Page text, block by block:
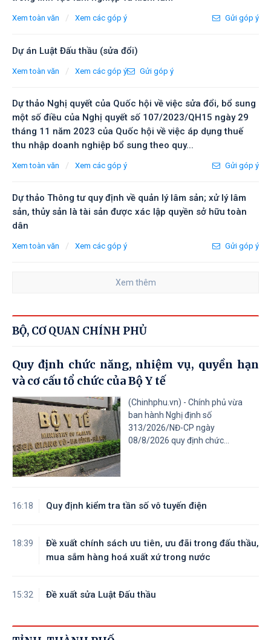
Xem toàn văn / Xem các góp ý Gửi góp ý
Dự án Luật Đấu thầu (sửa đổi)
Xem toàn văn / Xem các góp ý Gửi góp ý
Dự thảo Nghị quyết của Quốc hội về việc sửa đổi, bổ sung
một số điều của Nghị quyết số 107/2023/QH15 ngày 29
tháng 11 năm 2023 của Quốc hội về việc áp dụng thuế
thu nhập doanh nghiệp bổ sung theo quy...
Xem toàn văn / Xem các góp ý Gửi góp ý
Dự thảo Thông tư quy định về quản lý lâm sản; xử lý lâm
sản, thủy sản là tài sản được xác lập quyền sở hữu toàn
dân
Xem toàn văn / Xem các góp ý Gửi góp ý
Xem thêm
BỘ, CƠ QUAN CHÍNH PHỦ
Quy định chức năng, nhiệm vụ, quyền hạn
và cơ cấu tổ chức của Bộ Y tế
(Chinhphu.vn) - Chính phủ vừa
ban hành Nghị định số
313/2026/NĐ-CP ngày
08/8/2026 quy định chức...
16:18 Quy định kiểm tra tần số vô tuyến điện
18:39
Đề xuất chính sách ưu tiên, ưu đãi trong đấu thầu,
mua sắm hàng hoá xuất xứ trong nước
15:32 Đề xuất sửa Luật Đấu thầu